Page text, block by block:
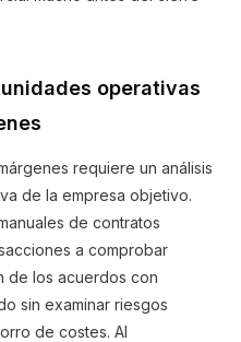
operativas
requiere un análisis
de la empresa objetivo.
de contratos
a comprobar
de los acuerdos con
sin examinar riesgos
de costes. Al